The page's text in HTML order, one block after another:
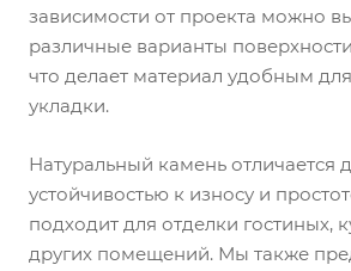
зависимости от проекта можно
различные варианты
что делает материал удобным
укладки.
Натуральный камень отличается
устойчивостью к износу и
подходит для отделки гостиных,
других помещений. Мы также